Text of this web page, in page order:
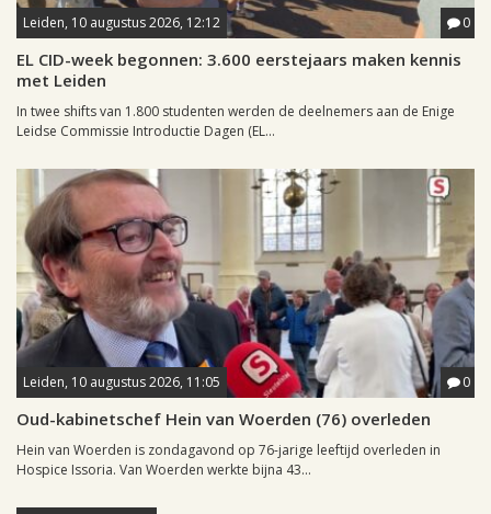
Leiden, 10 augustus 2026, 12:12 0
EL CID-week begonnen: 3.600 eerstejaars maken kennis
met Leiden
In twee shifts van 1.800 studenten werden de deelnemers aan de Enige
Leidse Commissie Introductie Dagen (EL...
Leiden, 10 augustus 2026, 11:05 0
Oud-kabinetschef Hein van Woerden (76) overleden
Hein van Woerden is zondagavond op 76-jarige leeftijd overleden in
Hospice Issoria. Van Woerden werkte bijna 43...